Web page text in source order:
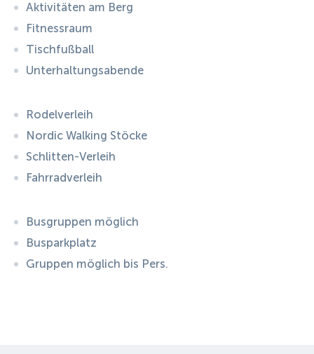
Aktivitäten am Berg
Fitnessraum
Tischfußball
Unterhaltungsabende
Rodelverleih
Nordic Walking Stöcke
Schlitten-Verleih
Fahrradverleih
Busgruppen möglich
Busparkplatz
Gruppen möglich bis Pers.